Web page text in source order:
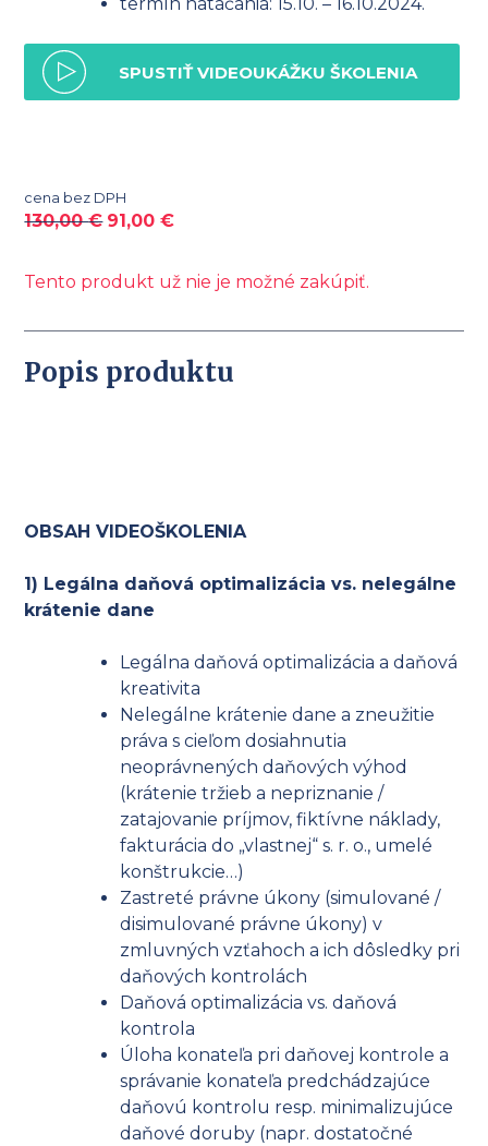
termín natáčania: 15.10. – 16.10.2024.
SPUSTIŤ VIDEOUKÁŽKU ŠKOLENIA
cena bez DPH
130,00€ 91,00€
Tento produkt už nie je možné zakúpiť.
Popis produktu
OBSAH VIDEOŠKOLENIA
1) Legálna daňová optimalizácia vs. nelegálne
krátenie dane
Legálna daňová optimalizácia a daňová
kreativita
Nelegálne krátenie dane a zneužitie
práva s cieľom dosiahnutia
neoprávnených daňových výhod
(krátenie tržieb a nepriznanie /
zatajovanie príjmov, fiktívne náklady,
fakturácia do „vlastnej“ s. r. o., umelé
konštrukcie…)
Zastreté právne úkony (simulované /
disimulované právne úkony) v
zmluvných vzťahoch a ich dôsledky pri
daňových kontrolách
Daňová optimalizácia vs. daňová
kontrola
Úloha konateľa pri daňovej kontrole a
správanie konateľa predchádzajúce
daňovú kontrolu resp. minimalizujúce
daňové doruby (napr. dostatočné